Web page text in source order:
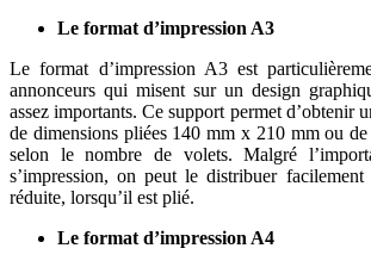
Le format d’impression A3
Le format d’impression A3 est
annonceurs qui misent sur un design
assez importants. Ce support permet d’obtenir
de dimensions pliées 140 mm x 210 mm ou
selon le nombre de volets. Malgré
s’impression, on peut le distribuer
réduite, lorsqu’il est plié.
Le format d’impression A4